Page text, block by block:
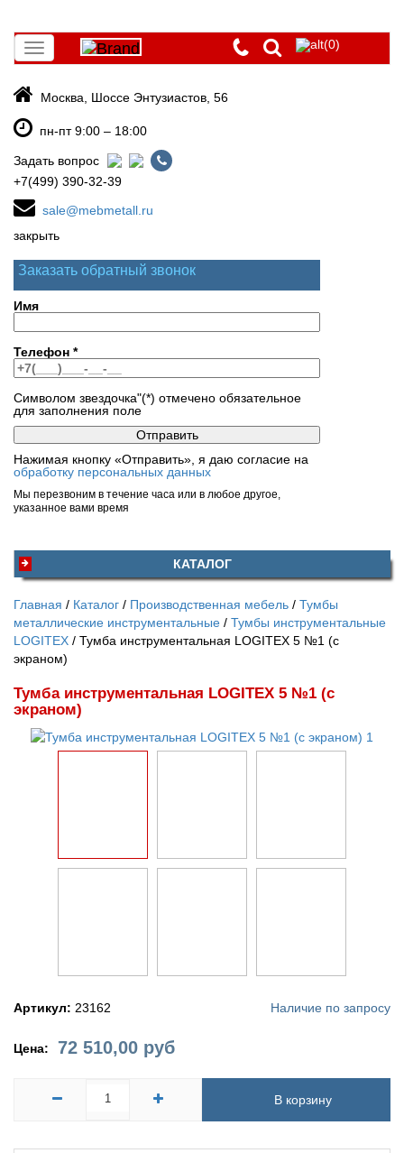
Toggle
navigation
(0)
Москва, Шоссе Энтузиастов, 56
пн-пт 9:00 – 18:00
Задать вопрос
+7(499) 390-32-39
sale@mebmetall.ru
закрыть
Заказать обратный звонок
Имя
Телефон *
Символом звездочка"(*) отмечено обязательное
для заполнения поле
Нажимая кнопку «Отправить», я даю согласие на
обработку персональных данных
Мы перезвоним в течение часа или в любое другое,
указанное вами время
КАТАЛОГ
Главная Каталог Производственная мебель
Тумбы
металлические инструментальные
Тумбы инструментальные
LOGITEX
Тумба инструментальная LOGITEX 5 №1 (с
экраном)
Тумба инструментальная LOGITEX 5 №1 (с
экраном)
Артикул: 23162 Наличие по запросу
Цена: 72 510,00 руб
В корзину